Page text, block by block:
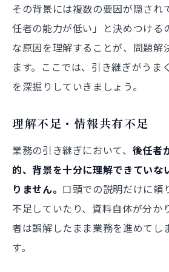
その背景には複数の要因が隠され
任者の能力が低い」と決めつける
な原因を理解することが、問題解
ます。ここでは、引き継ぎがうま
を深掘りしていきましょう。
理解不足・情報共有不足
業務の引き継ぎにおいて、 後任者
的、背景を十分に理解できていな
りません。 口頭での説明だけに頼
不足していたり、資料自体が分か
者は誤解したまま業務を進めてし
す。